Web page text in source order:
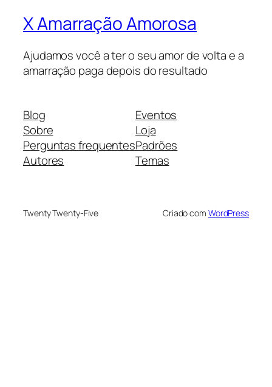
X Amarração Amorosa
Ajudamos você a ter o seu amor de volta e a
amarração paga depois do resultado
Blog
Sobre
Perguntas frequentes
Autores
Eventos
Loja
Padrões
Temas
Twenty Twenty-Five Criado com WordPress